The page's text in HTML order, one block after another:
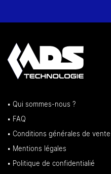
• Qui sommes-nous ?
• FAQ
• Conditions générales de vente
• Mentions légales
• Politique de confidentialié